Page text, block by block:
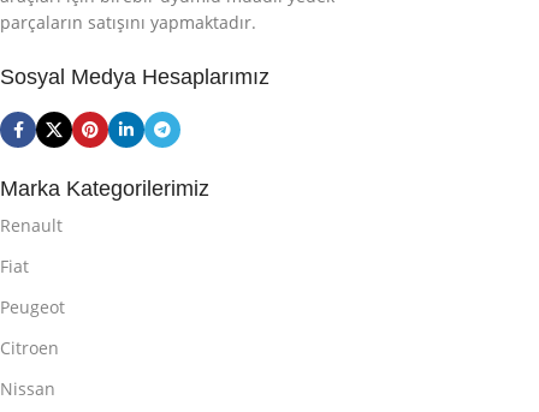
parçaların satışını yapmaktadır.
Sosyal Medya Hesaplarımız
Marka Kategorilerimiz
Renault
Fiat
Peugeot
Citroen
Nissan